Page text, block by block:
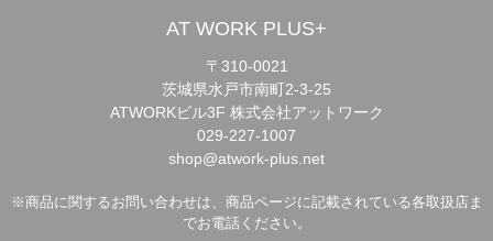
AT WORK PLUS+
〒310-0021
茨城県水戸市南町2-3-25
ATWORKビル3F 株式会社アットワーク
029-227-1007
shop@atwork-plus.net
※商品に関するお問い合わせは、商品ページに記載されている各取扱店ま
でお電話ください。